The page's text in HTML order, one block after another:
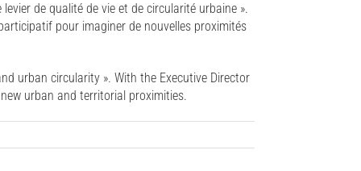
de qualité de vie et de circularité urbaine ».
pour imaginer de nouvelles proximités
urban circularity ». With the Executive Director
urban and territorial proximities.